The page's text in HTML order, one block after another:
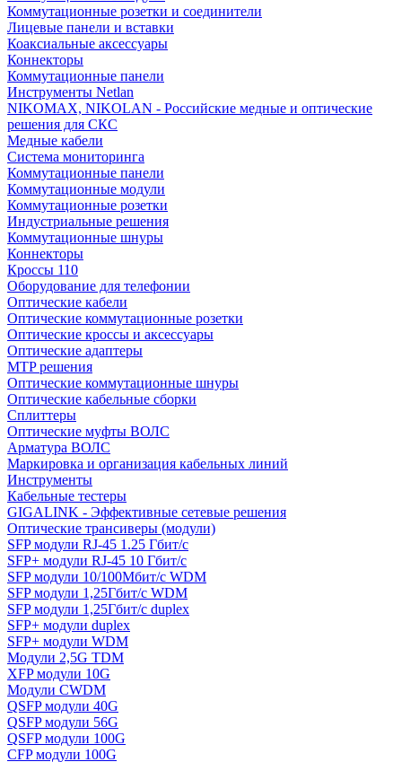
Коммутационные розетки и соединители
Лицевые панели и вставки
Коаксиальные аксессуары
Коннекторы
Коммутационные панели
Инструменты Netlan
NIKOMAX, NIKOLAN - Российские медные и оптические
решения для СКС
Медные кабели
Система мониторинга
Коммутационные панели
Коммутационные модули
Коммутационные розетки
Индустриальные решения
Коммутационные шнуры
Коннекторы
Кроссы 110
Оборудование для телефонии
Оптические кабели
Оптические коммутационные розетки
Оптические кроссы и аксессуары
Оптические адаптеры
MTP решения
Оптические коммутационные шнуры
Оптические кабельные сборки
Сплиттеры
Оптические муфты ВОЛС
Арматура ВОЛС
Маркировка и организация кабельных линий
Инструменты
Кабельные тестеры
GIGALINK - Эффективные сетевые решения
Оптические трансиверы (модули)
SFP модули RJ-45 1.25 Гбит/c
SFP+ модули RJ-45 10 Гбит/c
SFP модули 10/100Мбит/с WDM
SFP модули 1,25Гбит/с WDM
SFP модули 1,25Гбит/с duplex
SFP+ модули duplex
SFP+ модули WDM
Модули 2,5G TDM
XFP модули 10G
Модули CWDM
QSFP модули 40G
QSFP модули 56G
QSFP модули 100G
CFP модули 100G